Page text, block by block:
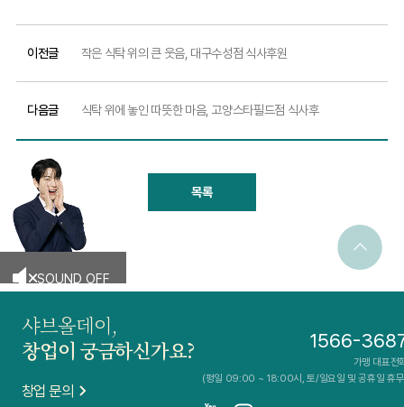
이전글 작은 식탁 위의 큰 웃음, 대구수성점 식사후원
다음글 식탁 위에 놓인 따뜻한 마음, 고양스타필드점 식사후
목록
SOUND OFF
샤브올데이,
창업이 궁금하신가요?
창업 문의
1566-
가맹 대표전
(평일 09:00 ~ 18:00시, 토/일요일 및 공휴일 휴